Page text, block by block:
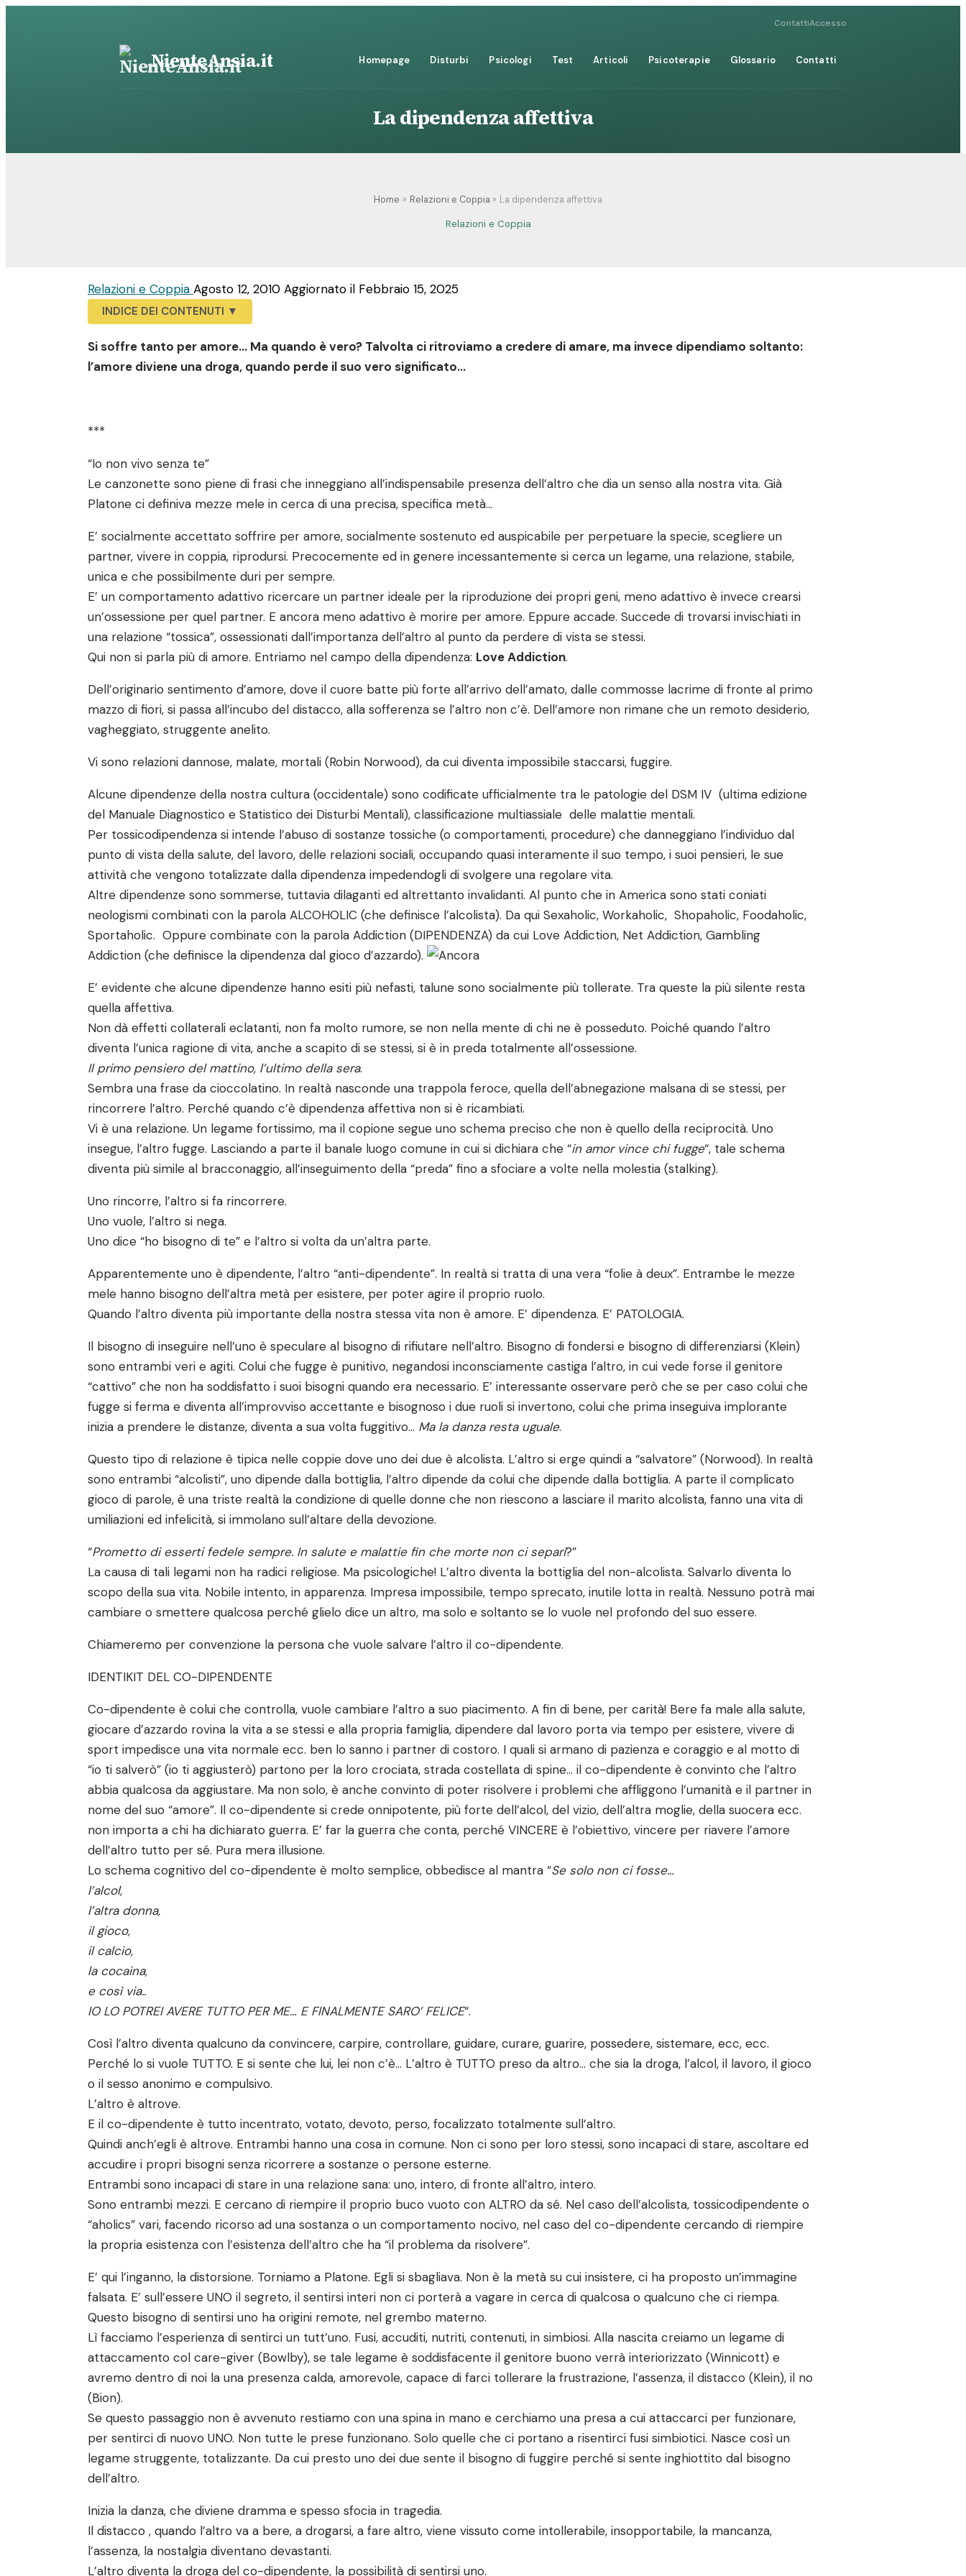
ContattiAccesso
NienteAnsia.it Homepage Disturbi Psicologi Test Articoli Psicoterapie Glossario Contatti
La dipendenza affettiva
Home Relazioni e Coppia
La dipendenza affettiva
Relazioni e Coppia
Relazioni e Coppia Agosto 12, 2010 Aggiornato il Febbraio 15, 2025
INDICE DEI CONTENUTI ▼
Si soffre tanto per amore… Ma quando è vero? Talvolta ci ritroviamo a credere di amare, ma invece dipendiamo soltanto:
l’amore diviene una droga, quando perde il suo vero significato…
***
“Io non vivo senza te”
Le canzonette sono piene di frasi che inneggiano all’indispensabile presenza dell’altro che dia un senso alla nostra vita. Già
Platone ci definiva mezze mele in cerca di una precisa, specifica metà…
E’ socialmente accettato soffrire per amore, socialmente sostenuto ed auspicabile per perpetuare la specie, scegliere un
partner, vivere in coppia, riprodursi. Precocemente ed in genere incessantemente si cerca un legame, una relazione, stabile,
unica e che possibilmente duri per sempre.
E’ un comportamento adattivo ricercare un partner ideale per la riproduzione dei propri geni, meno adattivo è invece crearsi
un’ossessione per quel partner. E ancora meno adattivo è morire per amore. Eppure accade. Succede di trovarsi invischiati in
una relazione “tossica”, ossessionati dall’importanza dell’altro al punto da perdere di vista se stessi.
Qui non si parla più di amore. Entriamo nel campo della dipendenza: Love Addiction.
Dell’originario sentimento d’amore, dove il cuore batte più forte all’arrivo dell’amato, dalle commosse lacrime di fronte al primo
mazzo di fiori, si passa all’incubo del distacco, alla sofferenza se l’altro non c’è. Dell’amore non rimane che un remoto desiderio,
vagheggiato, struggente anelito.
Vi sono relazioni dannose, malate, mortali (Robin Norwood), da cui diventa impossibile staccarsi, fuggire.
Alcune dipendenze della nostra cultura (occidentale) sono codificate ufficialmente tra le patologie del DSM IV (ultima edizione
del Manuale Diagnostico e Statistico dei Disturbi Mentali), classificazione multiassiale delle malattie mentali.
Per tossicodipendenza si intende l’abuso di sostanze tossiche (o comportamenti, procedure) che danneggiano l’individuo dal
punto di vista della salute, del lavoro, delle relazioni sociali, occupando quasi interamente il suo tempo, i suoi pensieri, le sue
attività che vengono totalizzate dalla dipendenza impedendogli di svolgere una regolare vita.
Altre dipendenze sono sommerse, tuttavia dilaganti ed altrettanto invalidanti. Al punto che in America sono stati coniati
neologismi combinati con la parola ALCOHOLIC (che definisce l’alcolista). Da qui Sexaholic, Workaholic, Shopaholic, Foodaholic,
Sportaholic. Oppure combinate con la parola Addiction (DIPENDENZA) da cui Love Addiction, Net Addiction, Gambling
Addiction (che definisce la dipendenza dal gioco d’azzardo).
E’ evidente che alcune dipendenze hanno esiti più nefasti, talune sono socialmente più tollerate. Tra queste la più silente resta
quella affettiva.
Non dà effetti collaterali eclatanti, non fa molto rumore, se non nella mente di chi ne è posseduto. Poiché quando l’altro
diventa l’unica ragione di vita, anche a scapito di se stessi, si è in preda totalmente all’ossessione.
Il primo pensiero del mattino, l’ultimo della sera.
Sembra una frase da cioccolatino. In realtà nasconde una trappola feroce, quella dell’abnegazione malsana di se stessi, per
rincorrere l’altro. Perché quando c’è dipendenza affettiva non si è ricambiati.
Vi è una relazione. Un legame fortissimo, ma il copione segue uno schema preciso che non è quello della reciprocità. Uno
insegue, l’altro fugge. Lasciando a parte il banale luogo comune in cui si dichiara che “in amor vince chi fugge“, tale schema
diventa più simile al bracconaggio, all’inseguimento della “preda” fino a sfociare a volte nella molestia (stalking).
Uno rincorre, l’altro si fa rincorrere.
Uno vuole, l’altro si nega.
Uno dice “ho bisogno di te” e l’altro si volta da un’altra parte.
Apparentemente uno è dipendente, l’altro “anti-dipendente”. In realtà si tratta di una vera “folie à deux”. Entrambe le mezze
mele hanno bisogno dell’altra metà per esistere, per poter agire il proprio ruolo.
Quando l’altro diventa più importante della nostra stessa vita non è amore. E’ dipendenza. E’ PATOLOGIA.
Il bisogno di inseguire nell’uno è speculare al bisogno di rifiutare nell’altro. Bisogno di fondersi e bisogno di differenziarsi (Klein)
sono entrambi veri e agiti. Colui che fugge è punitivo, negandosi inconsciamente castiga l’altro, in cui vede forse il genitore
“cattivo” che non ha soddisfatto i suoi bisogni quando era necessario. E’ interessante osservare però che se per caso colui che
fugge si ferma e diventa all’improvviso accettante e bisognoso i due ruoli si invertono, colui che prima inseguiva implorante
inizia a prendere le distanze, diventa a sua volta fuggitivo… Ma la danza resta uguale.
Questo tipo di relazione è tipica nelle coppie dove uno dei due è alcolista. L’altro si erge quindi a “salvatore” (Norwood). In realtà
sono entrambi “alcolisti”, uno dipende dalla bottiglia, l’altro dipende da colui che dipende dalla bottiglia. A parte il complicato
gioco di parole, è una triste realtà la condizione di quelle donne che non riescono a lasciare il marito alcolista, fanno una vita di
umiliazioni ed infelicità, si immolano sull’altare della devozione.
“Prometto di esserti fedele sempre. In salute e malattie fin che morte non ci separi?”
La causa di tali legami non ha radici religiose. Ma psicologiche! L’altro diventa la bottiglia del non-alcolista. Salvarlo diventa lo
scopo della sua vita. Nobile intento, in apparenza. Impresa impossibile, tempo sprecato, inutile lotta in realtà. Nessuno potrà mai
cambiare o smettere qualcosa perché glielo dice un altro, ma solo e soltanto se lo vuole nel profondo del suo essere.
Chiameremo per convenzione la persona che vuole salvare l’altro il co-dipendente.
IDENTIKIT DEL CO-DIPENDENTE
Co-dipendente è colui che controlla, vuole cambiare l’altro a suo piacimento. A fin di bene, per carità! Bere fa male alla salute,
giocare d’azzardo rovina la vita a se stessi e alla propria famiglia, dipendere dal lavoro porta via tempo per esistere, vivere di
sport impedisce una vita normale ecc. ben lo sanno i partner di costoro. I quali si armano di pazienza e coraggio e al motto di
“io ti salverò” (io ti aggiusterò) partono per la loro crociata, strada costellata di spine… il co-dipendente è convinto che l’altro
abbia qualcosa da aggiustare. Ma non solo, è anche convinto di poter risolvere i problemi che affliggono l’umanità e il partner in
nome del suo “amore”. Il co-dipendente si crede onnipotente, più forte dell’alcol, del vizio, dell’altra moglie, della suocera ecc.
non importa a chi ha dichiarato guerra. E’ far la guerra che conta, perché VINCERE è l’obiettivo, vincere per riavere l’amore
dell’altro tutto per sé. Pura mera illusione.
Lo schema cognitivo del co-dipendente è molto semplice, obbedisce al mantra “Se solo non ci fosse…
l’alcol,
l’altra donna,
il gioco,
il calcio,
la cocaina,
e così via..
IO LO POTREI AVERE TUTTO PER ME… E FINALMENTE SARO’ FELICE“.
Così l’altro diventa qualcuno da convincere, carpire, controllare, guidare, curare, guarire, possedere, sistemare, ecc, ecc.
Perché lo si vuole TUTTO. E si sente che lui, lei non c’è… L’altro è TUTTO preso da altro… che sia la droga, l’alcol, il lavoro, il gioco
o il sesso anonimo e compulsivo.
L’altro è altrove.
E il co-dipendente è tutto incentrato, votato, devoto, perso, focalizzato totalmente sull’altro.
Quindi anch’egli è altrove. Entrambi hanno una cosa in comune. Non ci sono per loro stessi, sono incapaci di stare, ascoltare ed
accudire i propri bisogni senza ricorrere a sostanze o persone esterne.
Entrambi sono incapaci di stare in una relazione sana: uno, intero, di fronte all’altro, intero.
Sono entrambi mezzi. E cercano di riempire il proprio buco vuoto con ALTRO da sé. Nel caso dell’alcolista, tossicodipendente o
“aholics” vari, facendo ricorso ad una sostanza o un comportamento nocivo, nel caso del co-dipendente cercando di riempire
la propria esistenza con l’esistenza dell’altro che ha “il problema da risolvere”.
E’ qui l’inganno, la distorsione. Torniamo a Platone. Egli si sbagliava. Non è la metà su cui insistere, ci ha proposto un’immagine
falsata. E’ sull’essere UNO il segreto, il sentirsi interi non ci porterà a vagare in cerca di qualcosa o qualcuno che ci riempa.
Questo bisogno di sentirsi uno ha origini remote, nel grembo materno.
Lì facciamo l’esperienza di sentirci un tutt’uno. Fusi, accuditi, nutriti, contenuti, in simbiosi. Alla nascita creiamo un legame di
attaccamento col care-giver (Bowlby), se tale legame è soddisfacente il genitore buono verrà interiorizzato (Winnicott) e
avremo dentro di noi la una presenza calda, amorevole, capace di farci tollerare la frustrazione, l’assenza, il distacco (Klein), il no
(Bion).
Se questo passaggio non è avvenuto restiamo con una spina in mano e cerchiamo una presa a cui attaccarci per funzionare,
per sentirci di nuovo UNO. Non tutte le prese funzionano. Solo quelle che ci portano a risentirci fusi simbiotici. Nasce così un
legame struggente, totalizzante. Da cui presto uno dei due sente il bisogno di fuggire perché si sente inghiottito dal bisogno
dell’altro.
Inizia la danza, che diviene dramma e spesso sfocia in tragedia.
Il distacco , quando l’altro va a bere, a drogarsi, a fare altro, viene vissuto come intollerabile, insopportabile, la mancanza,
l’assenza, la nostalgia diventano devastanti.
L’altro diventa la droga del co-dipendente, la possibilità di sentirsi uno.